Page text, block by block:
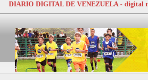
DIARIO DIGITAL DE VENEZUELA - digital